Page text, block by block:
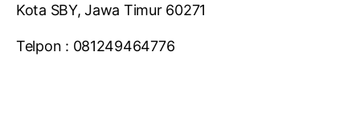
Kota SBY, Jawa Timur 60271
Telpon : 081249464776